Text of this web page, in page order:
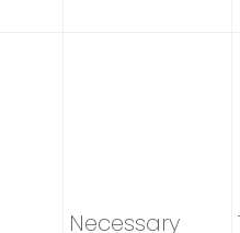
Necessary